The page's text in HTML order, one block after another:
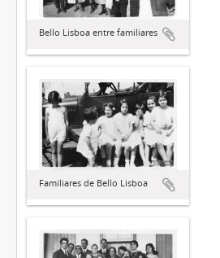
Bello Lisboa entre familiares
Familiares de Bello Lisboa